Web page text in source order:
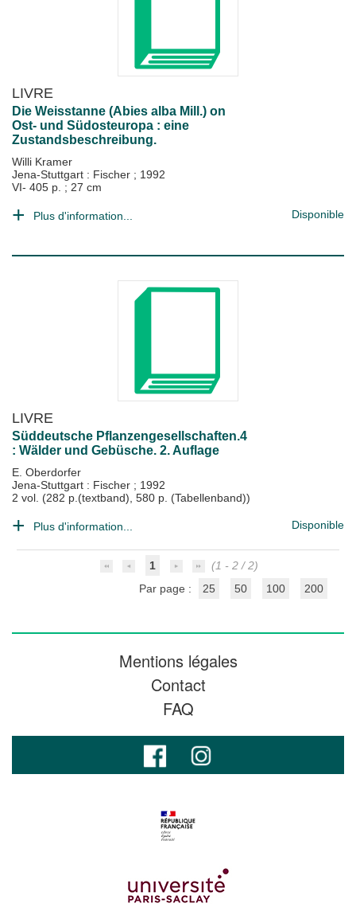
LIVRE
Die Weisstanne (Abies alba Mill.) on
Ost- und Südosteuropa : eine
Zustandsbeschreibung.
Willi Kramer
Jena-Stuttgart : Fischer ; 1992
VI- 405 p. ; 27 cm
Plus d'information... Disponible
LIVRE
Süddeutsche Pflanzengesellschaften.4
: Wälder und Gebüsche. 2. Auflage
E. Oberdorfer
Jena-Stuttgart : Fischer ; 1992
2 vol. (282 p.(textband), 580 p. (Tabellenband))
Plus d'information... Disponible
1
(1 - 2 / 2)
Par page :
25 50 100 200
Mentions légales
Contact
FAQ